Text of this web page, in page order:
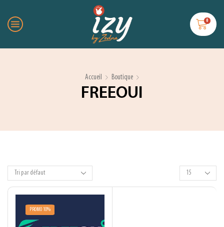
0
Accueil Boutique
FREEOUI
PROMO 10%